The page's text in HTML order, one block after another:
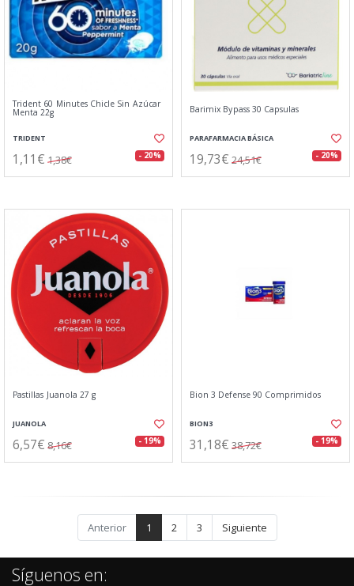
Trident 60 Minutes Chicle Sin Azúcar
Menta 22g
TRIDENT
1,11€ 1,38€ - 20%
Barimix Bypass 30 Capsulas
PARAFARMACIA BÁSICA
19,73€ 24,51€ - 20%
Pastillas Juanola 27 g
JUANOLA
6,57€ 8,16€ - 19%
Bion 3 Defense 90 Comprimidos
BION3
31,18€ 38,72€ - 19%
Anterior 1 2 3 Siguiente
Síguenos en: